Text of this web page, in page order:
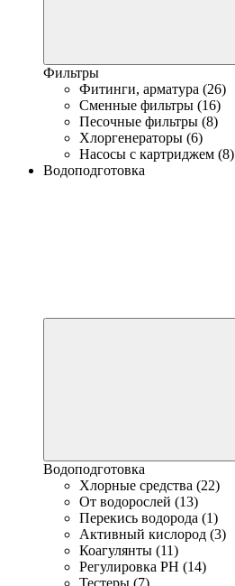
Фильтры
Фитинги, арматура (26)
Сменные фильтры (16)
Песочные фильтры (8)
Хлоргенераторы (6)
Насосы с картриджем (8)
Водоподготовка
Водоподготовка
Хлорные средства (22)
От водорослей (13)
Перекись водорода (1)
Активный кислород (3)
Коагулянты (11)
Регулировка PH (14)
Тестеры (7)